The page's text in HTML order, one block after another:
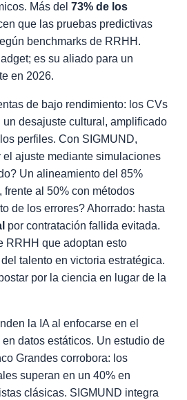
Más del 73% de los
que las pruebas predictivas
benchmarks de RRHH.
es su aliado para un
en 2026.
de bajo rendimiento: los CVs
un desajuste cultural, amplificado
perfiles. Con SIGMUND,
el ajuste mediante simulaciones
Un alineamiento del 85%
frente al 50% con métodos
de los errores? Ahorrado: hasta
por contratación fallida evitada.
RRHH que adoptan esto
talento en victoria estratégica.
por la ciencia en lugar de la
la IA al enfocarse en el
datos estáticos. Un estudio de
Grandes corrobora: los
superan en un 40% en
clásicas. SIGMUND integra